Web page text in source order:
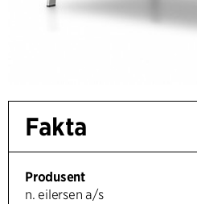
Fakta
Produsent
n. eilersen a/s